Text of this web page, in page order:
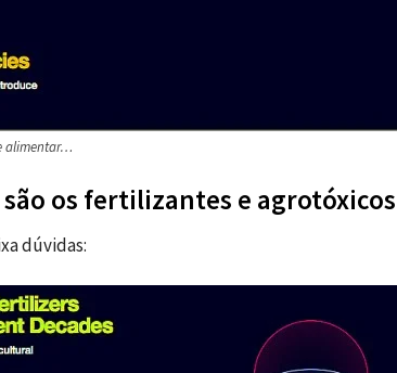
alimentar…
os fertilizantes e agrotóxicos
dúvidas: